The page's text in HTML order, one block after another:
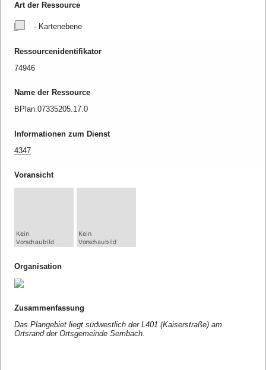
Art der Ressource
- Kartenebene
Ressourcenidentifikator
74946
Name der Ressource
BPlan.07335205.17.0
Informationen zum Dienst
4347
Voransicht
Organisation
Zusammenfassung
Das Plangebiet liegt südwestlich der L401 (Kaiserstraße) am
Ortsrand der Ortsgemeinde Sembach.